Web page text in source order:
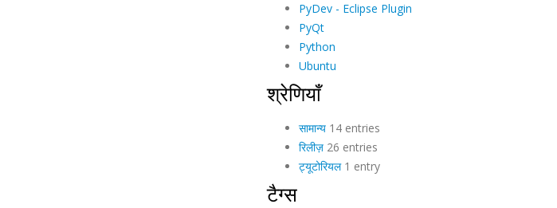
PyDev - Eclipse Plugin
PyQt
Python
Ubuntu
श्रेणियाँ
सामान्य14 entries
रिलीज़26 entries
ट्यूटोरियल1 entry
टैग्स